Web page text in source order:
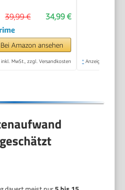
und kalter
für
Macchiato,
34,99 €
39,99 €
Bei Amazon ansehen
inkl. MwSt., zzgl. Versandkosten * Anzeige